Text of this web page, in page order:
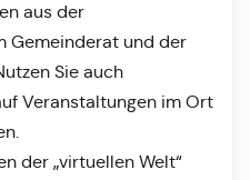
aus der
Gemeinderat und der
Sie auch
Veranstaltungen im Ort
der „virtuellen Welt“